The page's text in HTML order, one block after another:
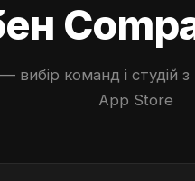
вибір команд і студій
App Store